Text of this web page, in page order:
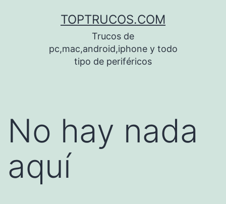
TOPTRUCOS.COM
Trucos de
pc,mac,android,iphone y todo
tipo de periféricos
No hay nada
aquí